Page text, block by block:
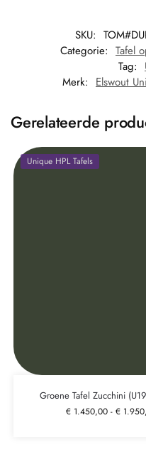
SKU:
Categorie: Tafel
Tag:
Merk: Elswout
Gerelateerde
Unique HPL Tafels
Groene Tafel Zucchini
€ 1.450,00 - €